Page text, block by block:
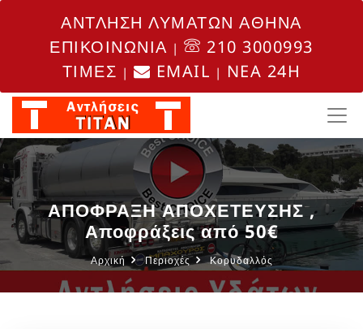
ΑΝΤΛΗΣΗ ΛΥΜΑΤΩΝ ΑΘΗΝΑ
ΕΠΙΚΟΙΝΩΝΙΑ |
210 3000993
ΤΙΜΕΣ | EMAIL | NEA 24H
ΑΠΟΦΡΑΞΗ ΑΠΟΧΕΤΕΥΣΗΣ ,
Αποφράξεις από 50€
Αρχική Περιοχές Κορυδαλλός